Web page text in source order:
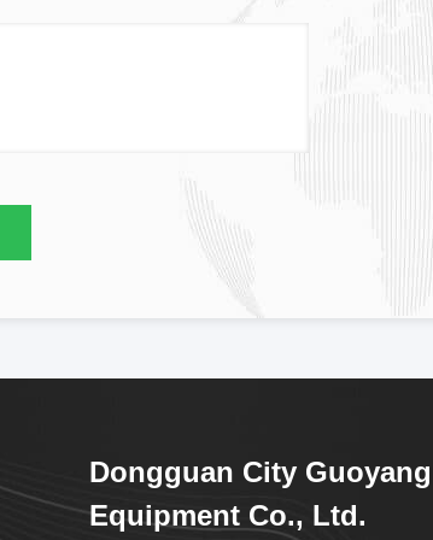
Dongguan City
Equipment Co., Ltd.